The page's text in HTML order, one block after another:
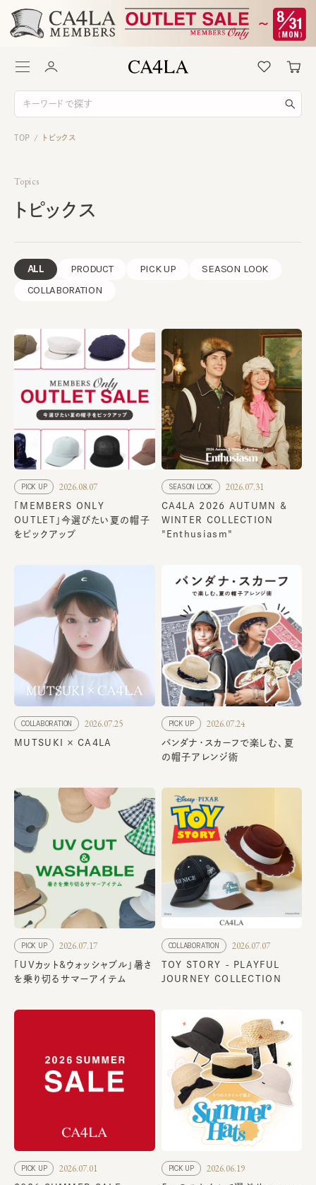
TOP / トピックス
Topics
トピックス
ALL PRODUCT PICK UP
SEASON LOOK
COLLABORATION
PICK UP 2026.08.07
「MEMBERS ONLY
OUTLET」今選びたい夏の帽子
をピックアップ
SEASON LOOK 2026.07.31
CA4LA 2026 AUTUMN &
WINTER COLLECTION
"Enthusiasm"
COLLABORATION 2026.07.25
MUTSUKI × CA4LA
PICK UP 2026.07.24
バンダナ・スカーフで楽しむ、夏
の帽子アレンジ術
PICK UP 2026.07.17
「UVカット&ウォッシャブル」暑さ
を乗り切るサマーアイテム
COLLABORATION 2026.07.07
TOY STORY - PLAYFUL
JOURNEY COLLECTION
PICK UP 2026.07.01 PICK UP 2026.06.19